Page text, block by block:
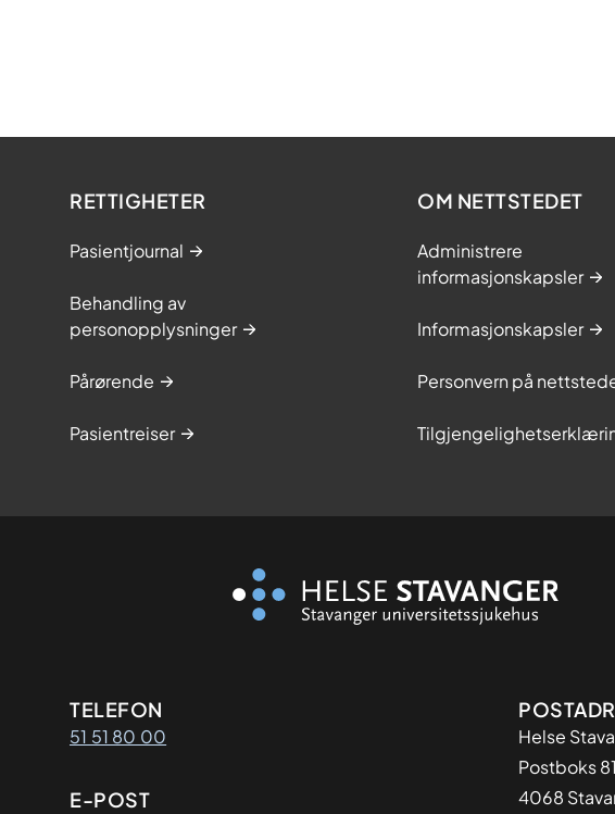
RETTIGHETER
Pasientjournal
Behandling av
personopplysninger
Pårørende
Pasientreiser
OM NETTSTEDET
Administrere
informasjonskapsler
Informasjonskapsler
Personvern på
Kontaktinformasjon
TELEFON
51 51 80 00
E-POST
Helse
Postboks
4068